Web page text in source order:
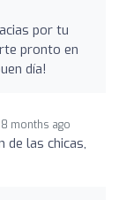
por tu
pronto en
día!
8 months ago
de las chicas,